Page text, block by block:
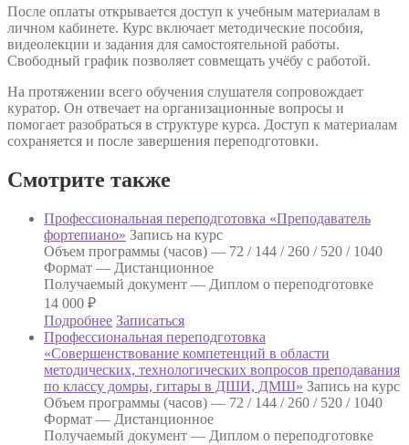
После оплаты открывается доступ к учебным материалам в
личном кабинете. Курс включает методические пособия,
видеолекции и задания для самостоятельной работы.
Свободный график позволяет совмещать учёбу с работой.
На протяжении всего обучения слушателя сопровождает
куратор. Он отвечает на организационные вопросы и
помогает разобраться в структуре курса. Доступ к материалам
сохраняется и после завершения переподготовки.
Смотрите также
Профессиональная переподготовка «Преподаватель
фортепиано» Запись на курс
Объем программы (часов) — 72 / 144 / 260 / 520 / 1040
Формат — Дистанционное
Получаемый документ — Диплом о переподготовке
14 000 ₽
Подробнее Записаться
Профессиональная переподготовка
«Совершенствование компетенций в области
методических, технологических вопросов преподавания
по классу домры, гитары в ДШИ, ДМШ» Запись на курс
Объем программы (часов) — 72 / 144 / 260 / 520 / 1040
Формат — Дистанционное
Получаемый документ — Диплом о переподготовке